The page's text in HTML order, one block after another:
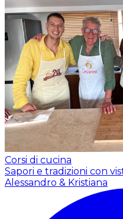
Corsi di cucina
Sapori e tradizioni con
Alessandro & Kristiana